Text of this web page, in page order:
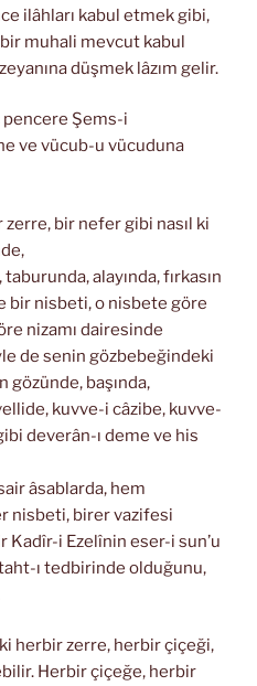
ilâhları kabul etmek gibi,
muhali mevcut kabul
düşmek lâzım gelir.
pencere Şems-i
ve vücub-u vücuduna
zerre, bir nefer gibi nasıl ki
alayında, fırkasın
bir nisbeti, o nisbete göre
nizamı dairesinde
de senin gözbebeğindeki
gözünde, başında,
kuvve-i câzibe, kuvve-
deverân-ı deme ve his
âsablarda, hem
nisbeti, birer vazifesi
i Ezelînin eser-i sun’u
ı tedbirinde olduğunu,
herbir zerre, herbir çiçeği,
Herbir çiçeğe, herbir